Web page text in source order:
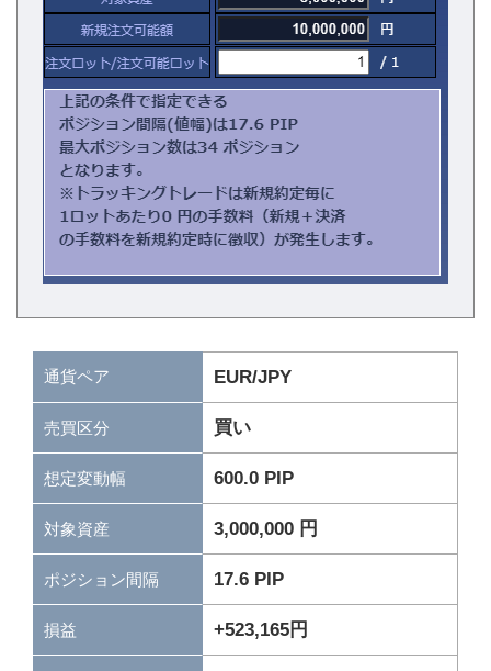
通貨ペア EUR/JPY
売買区分 買い
想定変動幅 600.0 PIP
対象資産 3,000,000 円
ポジション間隔 17.6 PIP
損益 +523,165円